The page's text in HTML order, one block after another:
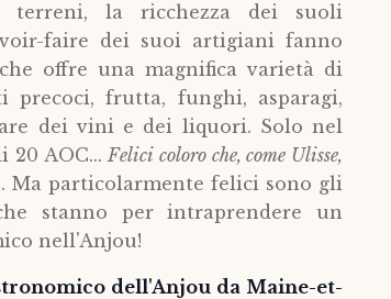
la ricchezza dei suoli
faire dei suoi artigiani fanno
offre una magnifica varietà di
precoci, frutta, funghi, asparagi,
dei vini e dei liquori. Solo nel
20 AOC...Felici coloro che, come Ulisse,
Ma particolarmente felici sono gli
stanno per intraprendere un
nell'Anjou!
dell'Anjou da Maine-et-